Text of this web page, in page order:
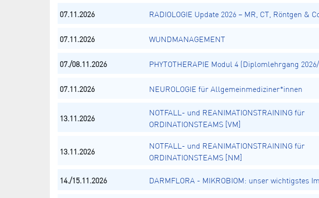
07.11.2026 RADIOLOGIE Update 2026 – MR, CT, Röntgen &
07.11.2026 WUNDMANAGEMENT
07./08.11.2026 PHYTOTHERAPIE Modul 4 (Diplomlehrgang
07.11.2026 NEUROLOGIE für Allgemeinmediziner*innen
13.11.2026
NOTFALL- und REANIMATIONSTRAINING für
ORDINATIONSTEAMS [VM]
13.11.2026
NOTFALL- und REANIMATIONSTRAINING für
ORDINATIONSTEAMS [NM]
14./15.11.2026 DARMFLORA - MIKROBIOM: unser wichtigstes